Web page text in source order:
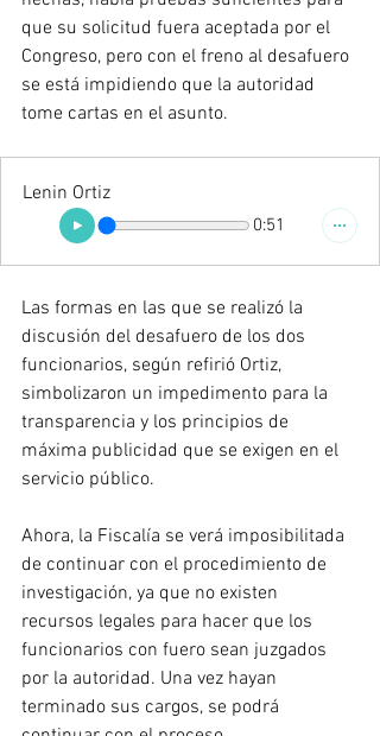
que su solicitud fuera aceptada por el
Congreso, pero con el freno al desafuero
se está impidiendo que la autoridad
tome cartas en el asunto.
Lenin Ortiz
0:51
Las formas en las que se realizó la
discusión del desafuero de los dos
funcionarios, según refirió Ortiz,
simbolizaron un impedimento para la
transparencia y los principios de
máxima publicidad que se exigen en el
servicio público.
Ahora, la Fiscalía se verá imposibilitada
de continuar con el procedimiento de
investigación, ya que no existen
recursos legales para hacer que los
funcionarios con fuero sean juzgados
por la autoridad. Una vez hayan
terminado sus cargos, se podrá